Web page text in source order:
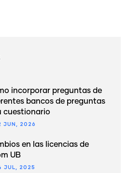
incorporar preguntas de
bancos de preguntas
cuestionario
JUN, 2026
en las licencias de
UB
JUL, 2025